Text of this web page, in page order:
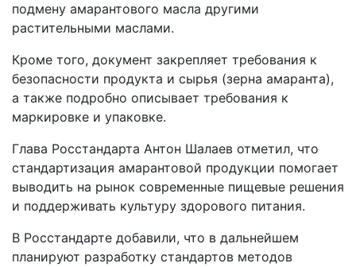
подмену амарантового масла другими
растительными маслами.
Кроме того, документ закрепляет требования к
безопасности продукта и сырья (зерна амаранта),
а также подробно описывает требования к
маркировке и упаковке.
Глава Росстандарта Антон Шалаев отметил, что
стандартизация амарантовой продукции помогает
выводить на рынок современные пищевые решения
и поддерживать культуру здорового питания.
В Росстандарте добавили, что в дальнейшем
планируют разработку стандартов методов